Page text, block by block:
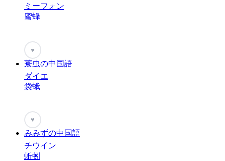
ミーフォン
蜜蜂
♥
蓑虫の中国語
ダイエ
袋蛾
♥
みみずの中国語
チウイン
蚯蚓